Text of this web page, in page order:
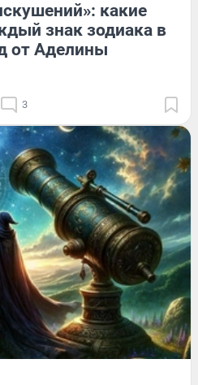
какие
знак зодиака в
от Аделины
3